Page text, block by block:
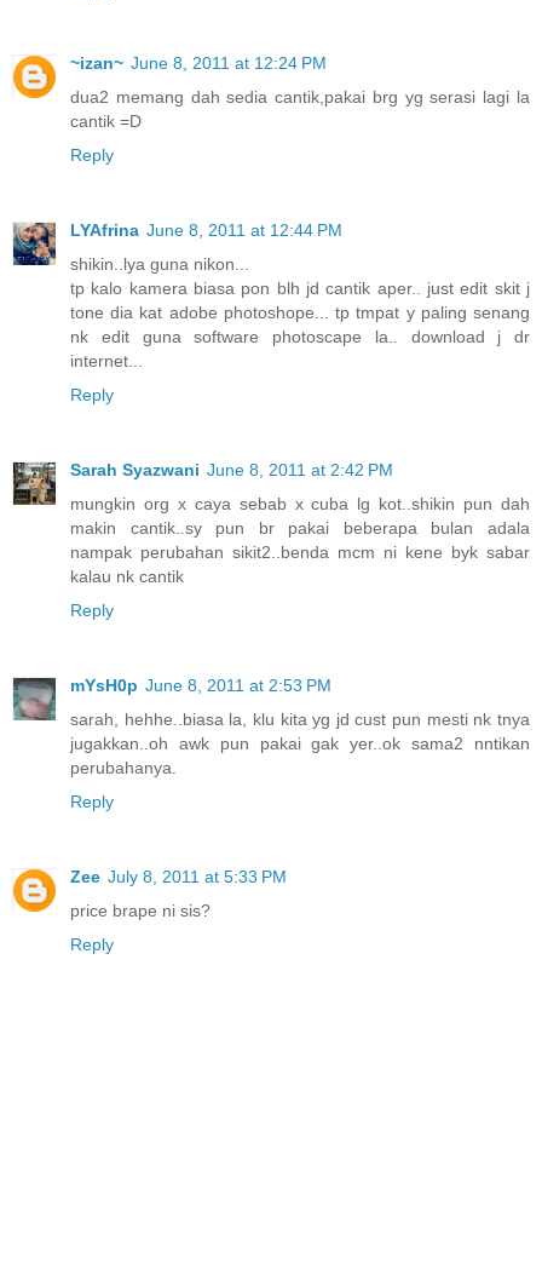
~izan~ June 8, 2011 at 12:24 PM
dua2 memang dah sedia cantik,pakai brg yg serasi lagi la
cantik =D
Reply
LYAfrina June 8, 2011 at 12:44 PM
shikin..lya guna nikon...
tp kalo kamera biasa pon blh jd cantik aper.. just edit skit j
tone dia kat adobe photoshope... tp tmpat y paling senang
nk edit guna software photoscape la.. download j dr
internet...
Reply
Sarah Syazwani June 8, 2011 at 2:42 PM
mungkin org x caya sebab x cuba lg kot..shikin pun dah
makin cantik..sy pun br pakai beberapa bulan adala
nampak perubahan sikit2..benda mcm ni kene byk sabar
kalau nk cantik
Reply
mYsH0p June 8, 2011 at 2:53 PM
sarah, hehhe..biasa la, klu kita yg jd cust pun mesti nk tnya
jugakkan..oh awk pun pakai gak yer..ok sama2 nntikan
perubahanya.
Reply
Zee July 8, 2011 at 5:33 PM
price brape ni sis?
Reply